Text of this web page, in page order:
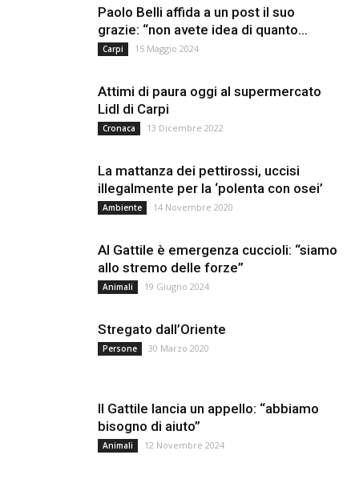
Paolo Belli affida a un post il suo
grazie: “non avete idea di quanto...
Carpi 15 Maggio 2024
Attimi di paura oggi al supermercato
Lidl di Carpi
Cronaca 13 Dicembre 2022
La mattanza dei pettirossi, uccisi
illegalmente per la ‘polenta con osei’
Ambiente 14 Novembre 2020
Al Gattile è emergenza cuccioli: “siamo
allo stremo delle forze”
Animali 19 Giugno 2024
Stregato dall’Oriente
Persone 30 Marzo 2020
Il Gattile lancia un appello: “abbiamo
bisogno di aiuto”
Animali 12 Novembre 2024